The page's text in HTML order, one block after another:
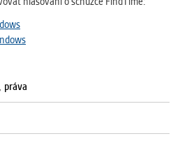
práva